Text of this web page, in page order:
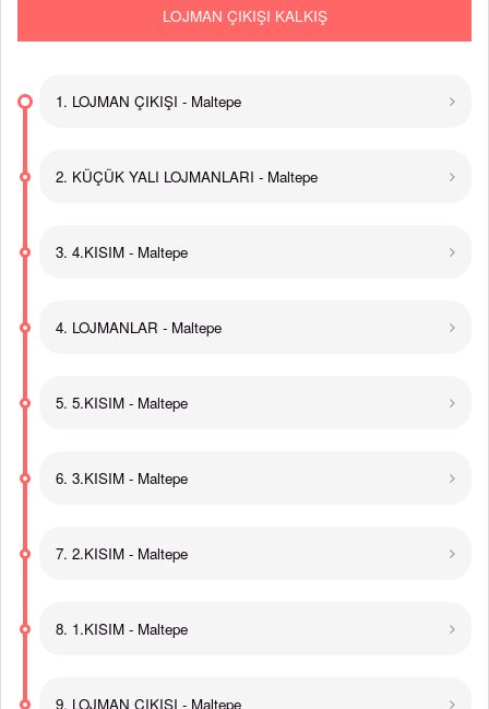
LOJMAN ÇIKIŞI KALKIŞ
1. LOJMAN ÇIKIŞI - Maltepe
2. KÜÇÜK YALI LOJMANLARI - Maltepe
3. 4.KISIM - Maltepe
4. LOJMANLAR - Maltepe
5. 5.KISIM - Maltepe
6. 3.KISIM - Maltepe
7. 2.KISIM - Maltepe
8. 1.KISIM - Maltepe
9. LOJMAN ÇIKIŞI - Maltepe